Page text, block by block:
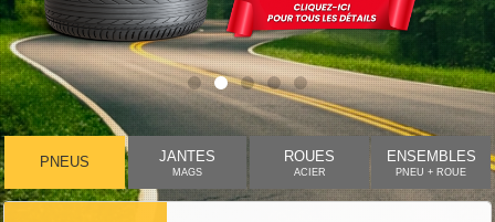
PNEUS JANTES
MAGS
ROUES
ACIER
ENSEMBLES
PNEU + ROUE